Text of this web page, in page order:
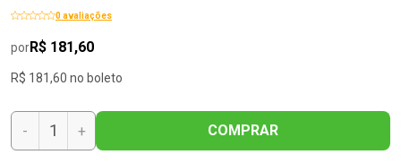
0 avaliações
porR$ 181,60
R$ 181,60 no boleto
- + COMPRAR